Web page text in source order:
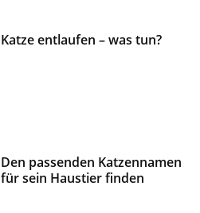
Katze entlaufen – was tun?
Den passenden Katzennamen
für sein Haustier finden